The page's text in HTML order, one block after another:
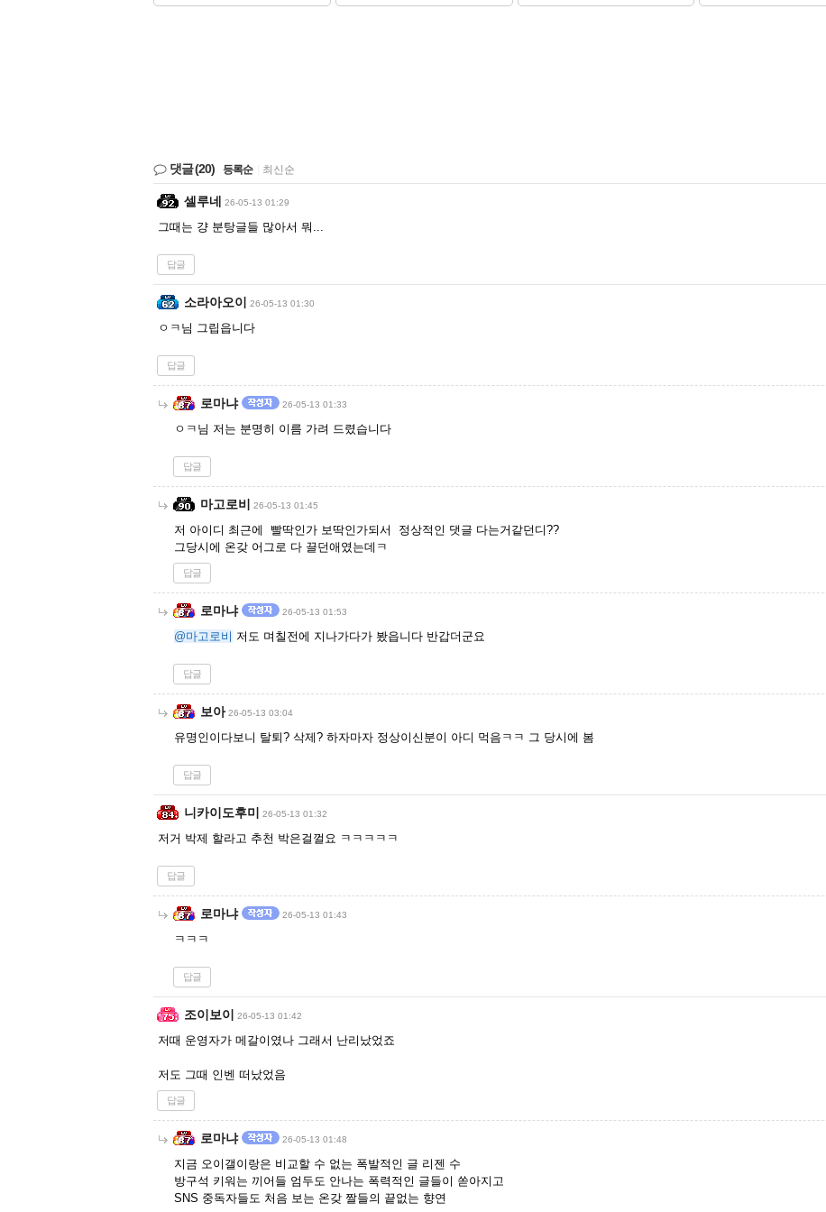
댓글(20) 등록순 최신순
셀루네 26-05-13 01:29
그때는 걍 분탕글들 많아서 뭐...
답글
소라아오이 26-05-13 01:30
ㅇㅋ님 그립읍니다
답글
로마냐 26-05-13 01:33
ㅇㅋ님 저는 분명히 이름 가려 드렸습니다
답글
마고로비 26-05-13 01:45
저 아이디 최근에 빨딱인가 보딱인가되서 정상적인 댓글 다는거같던디??
그당시에 온갖 어그로 다 끌던애였는데ㅋ
답글
로마냐 26-05-13 01:53
@마고로비 저도 며칠전에 지나가다가 봤읍니다 반갑더군요
답글
보아 26-05-13 03:04
유명인이다보니 탈퇴? 삭제? 하자마자 정상이신분이 아디 먹음ㅋㅋ 그 당시에 봄
답글
니카이도후미 26-05-13 01:32
저거 박제 할라고 추천 박은걸껄요 ㅋㅋㅋㅋㅋ
답글
로마냐 26-05-13 01:43
ㅋㅋㅋ
답글
조이보이 26-05-13 01:42
저때 운영자가 메갈이였나 그래서 난리났었죠
저도 그때 인벤 떠났었음
답글
로마냐 26-05-13 01:48
지금 오이갤이랑은 비교할 수 없는 폭발적인 글 리젠 수
방구석 키워는 끼어들 엄두도 안나는 폭력적인 글들이 쏟아지고
SNS 중독자들도 처음 보는 온갖 짤들의 끝없는 향연